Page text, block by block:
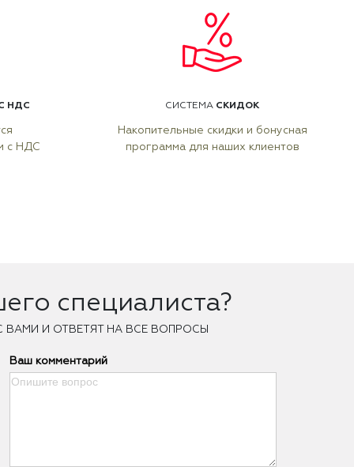
НДС
с НДС
СИСТЕМА СКИДОК
Накопительные скидки и бонусная
программа для наших клиентов
специалиста?
ВАМИ И ОТВЕТЯТ НА ВСЕ ВОПРОСЫ
Ваш комментарий